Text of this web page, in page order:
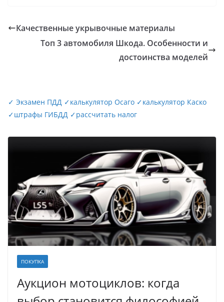
Качественные укрывочные материалы
Топ 3 автомобиля Шкода. Особенности и
достоинства моделей
✓ Экзамен ПДД ✓калькулятор Осаго ✓калькулятор Каско
✓штрафы ГИБДД ✓рассчитать налог
ПОКУПКА
Аукцион мотоциклов: когда